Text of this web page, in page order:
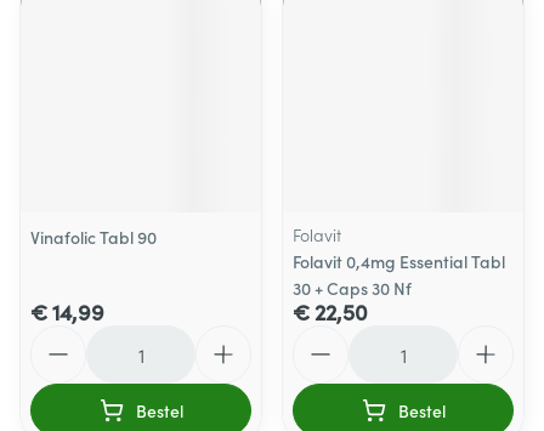
Vinafolic Tabl 90
€ 14,99
Bestel
Folavit
Folavit 0,4mg Essential Tabl
30 + Caps 30 Nf
€ 22,50
Bestel